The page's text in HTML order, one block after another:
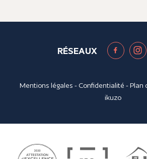
RÉSEAUX
Mentions légales - Confidentialité -Plan
ikuzo